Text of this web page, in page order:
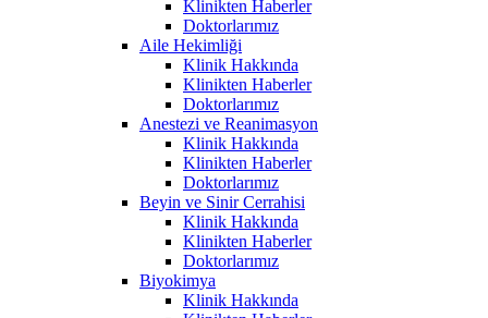
Klinikten Haberler
Doktorlarımız
Aile Hekimliği
Klinik Hakkında
Klinikten Haberler
Doktorlarımız
Anestezi ve Reanimasyon
Klinik Hakkında
Klinikten Haberler
Doktorlarımız
Beyin ve Sinir Cerrahisi
Klinik Hakkında
Klinikten Haberler
Doktorlarımız
Biyokimya
Klinik Hakkında